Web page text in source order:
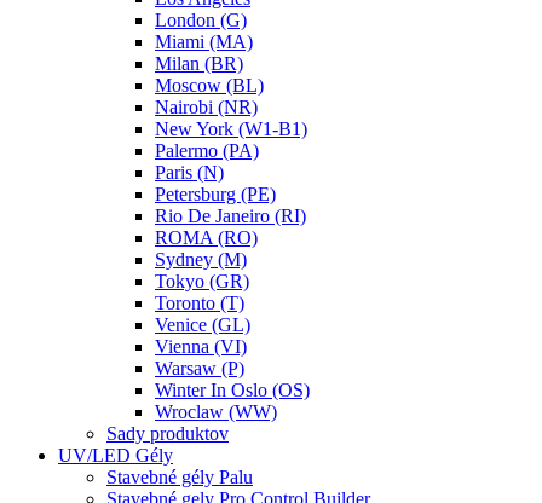
London (G)
Miami (MA)
Milan (BR)
Moscow (BL)
Nairobi (NR)
New York (W1-B1)
Palermo (PA)
Paris (N)
Petersburg (PE)
Rio De Janeiro (RI)
ROMA (RO)
Sydney (M)
Tokyo (GR)
Toronto (T)
Venice (GL)
Vienna (VI)
Warsaw (P)
Winter In Oslo (OS)
Wroclaw (WW)
Sady produktov
UV/LED Gély
Stavebné gély Palu
Stavebné gely Pro Control Builder